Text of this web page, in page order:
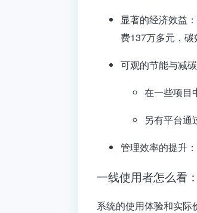
显著的经济效益
费137万多元 ，
可观的节能与减
在一些项目
另有平台通
管理效率的提升
一线使用者怎么看
系统的使用体验和实际